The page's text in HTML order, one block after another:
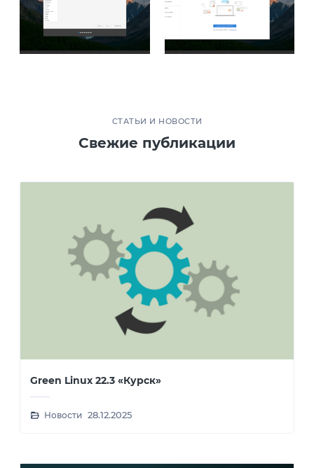
СТАТЬИ И НОВОСТИ
Свежие публикации
Green Linux 22.3 «Курск»
Новости 28.12.2025